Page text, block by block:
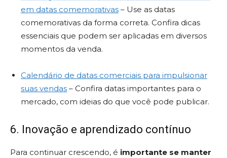
em datas comemorativas – Use as datas
comemorativas da forma correta. Confira dicas
essenciais que podem ser aplicadas em diversos
momentos da venda.
Calendário de datas comerciais para impulsionar
suas vendas – Confira datas importantes para o
mercado, com ideias do que você pode publicar.
6. Inovação e aprendizado contínuo
Para continuar crescendo, é importante se manter